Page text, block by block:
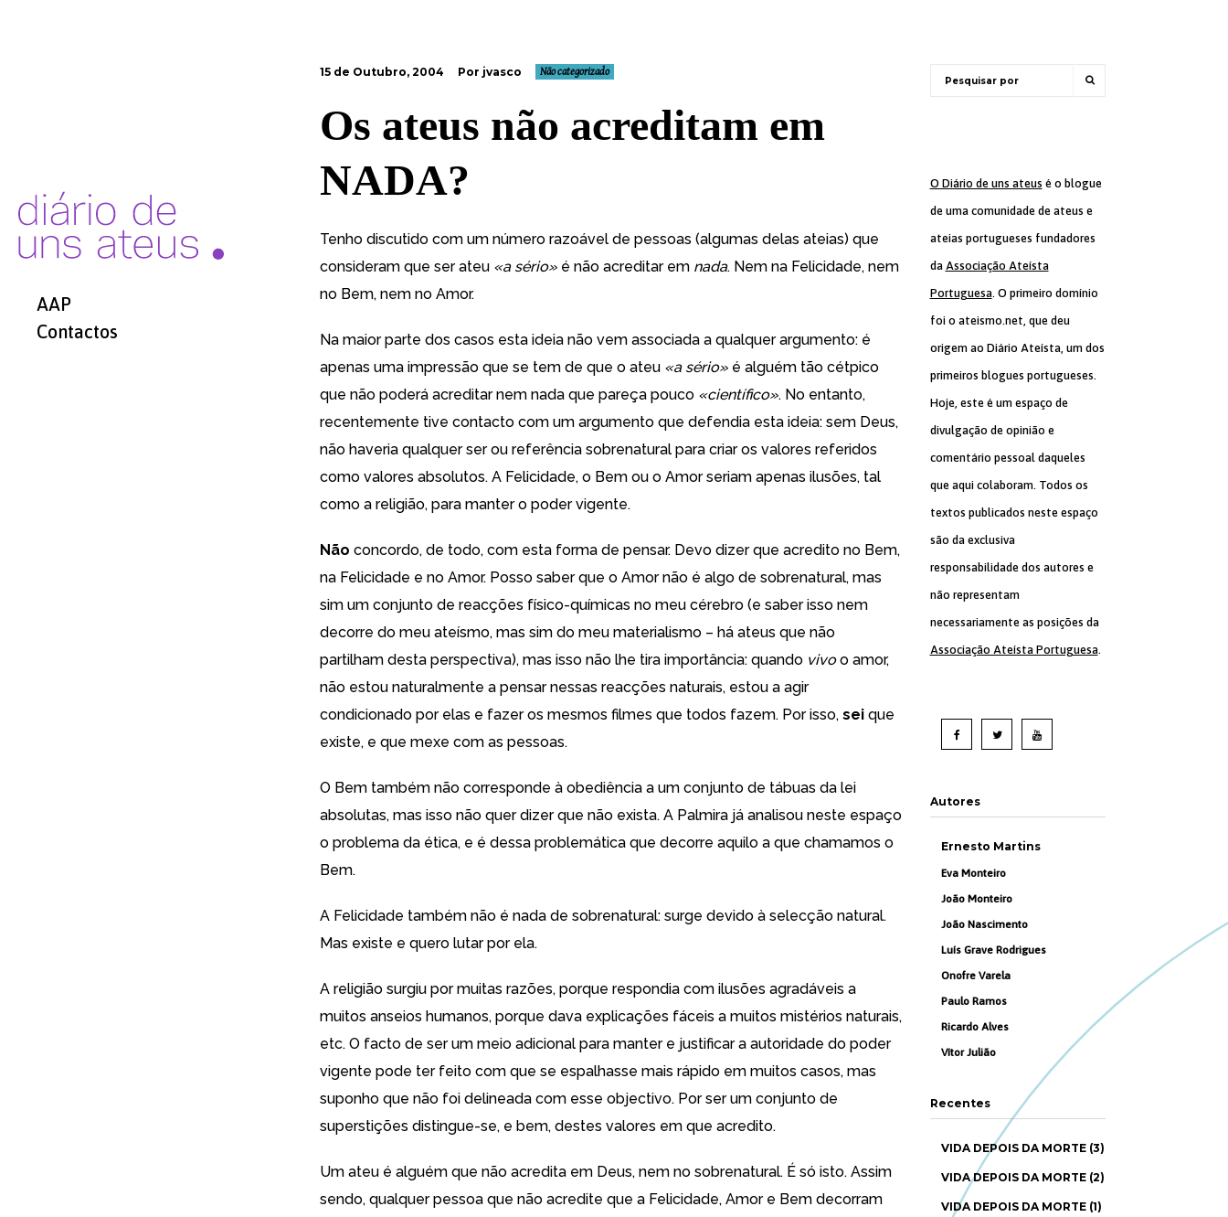
AAP
Contactos
15 de Outubro, 2004 Por jvasco Não categorizado
Os ateus não acreditam em
NADA?
Tenho discutido com um número razoável de pessoas (algumas delas ateias) que
consideram que ser ateu «a sério» é não acreditar em nada. Nem na Felicidade, nem
no Bem, nem no Amor.
Na maior parte dos casos esta ideia não vem associada a qualquer argumento: é
apenas uma impressão que se tem de que o ateu «a sério» é alguém tão cétpico
que não poderá acreditar nem nada que pareça pouco «científico». No entanto,
recentemente tive contacto com um argumento que defendia esta ideia: sem Deus,
não haveria qualquer ser ou referência sobrenatural para criar os valores referidos
como valores absolutos. A Felicidade, o Bem ou o Amor seriam apenas ilusões, tal
como a religião, para manter o poder vigente.
Não concordo, de todo, com esta forma de pensar. Devo dizer que acredito no Bem,
na Felicidade e no Amor. Posso saber que o Amor não é algo de sobrenatural, mas
sim um conjunto de reacções físico-químicas no meu cérebro (e saber isso nem
decorre do meu ateísmo, mas sim do meu materialismo – há ateus que não
partilham desta perspectiva), mas isso não lhe tira importância: quando vivoo amor,
não estou naturalmente a pensar nessas reacções naturais, estou a agir
condicionado por elas e fazer os mesmos filmes que todos fazem. Por isso, sei que
existe, e que mexe com as pessoas.
O Bem também não corresponde à obediência a um conjunto de tábuas da lei
absolutas, mas isso não quer dizer que não exista. A Palmira já analisou neste espaço
o problema da ética, e é dessa problemática que decorre aquilo a que chamamos o
Bem.
A Felicidade também não é nada de sobrenatural: surge devido à selecção natural.
Mas existe e quero lutar por ela.
A religião surgiu por muitas razões, porque respondia com ilusões agradáveis a
muitos anseios humanos, porque dava explicações fáceis a muitos mistérios naturais,
etc. O facto de ser um meio adicional para manter e justificar a autoridade do poder
vigente pode ter feito com que se espalhasse mais rápido em muitos casos, mas
suponho que não foi delineada com esse objectivo. Por ser um conjunto de
superstições distingue-se, e bem, destes valores em que acredito.
Um ateu é alguém que não acredita em Deus, nem no sobrenatural. É só isto. Assim
sendo, qualquer pessoa que não acredite que a Felicidade, Amor e Bem decorram
O Diário de uns ateus é o blogue
de uma comunidade de ateus e
ateias portugueses fundadores
da Associação Ateísta
Portuguesa. O primeiro domínio
foi o ateismo.net, que deu
origem ao Diário Ateísta, um dos
primeiros blogues portugueses.
Hoje, este é um espaço de
divulgação de opinião e
comentário pessoal daqueles
que aqui colaboram. Todos os
textos publicados neste espaço
são da exclusiva
responsabilidade dos autores e
não representam
necessariamente as posições da
Associação Ateísta Portuguesa.
Autores
Ernesto Martins
Eva Monteiro
João Monteiro
João Nascimento
Luís Grave Rodrigues
Onofre Varela
Paulo Ramos
Ricardo Alves
Vítor Julião
Recentes
VIDA DEPOIS DA MORTE (3)
VIDA DEPOIS DA MORTE (2)
VIDA DEPOIS DA MORTE (1)